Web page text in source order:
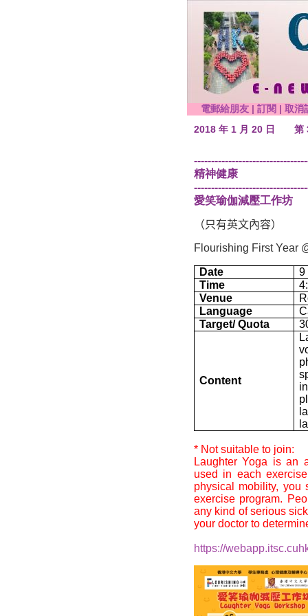
電郵給朋友 | 訂閱 | 取消
2018 年 1 月 20 日
第
精神健康
愛笑瑜伽減壓工作坊
（只有英文內容）
Flourishing First Year
Date
9
Time
Venue
Language
Target/ Quota
Content
* Not suitable to join:
Laughter Yoga is an
used in each
physical mobility, you
exercise program.
any kind of serious
your doctor to
https://